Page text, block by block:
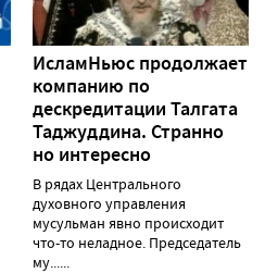
ИсламНьюс продолжает
компанию по
дескредитации Талгата
Таджуддина. Странно
но интересно
В рядах Центрального
духовного управления
мусульман явно происходит
что-то неладное. Председатель
му......